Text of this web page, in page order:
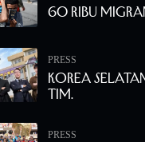
60 Ribu
PRESS
Korea
Tim.
PRESS